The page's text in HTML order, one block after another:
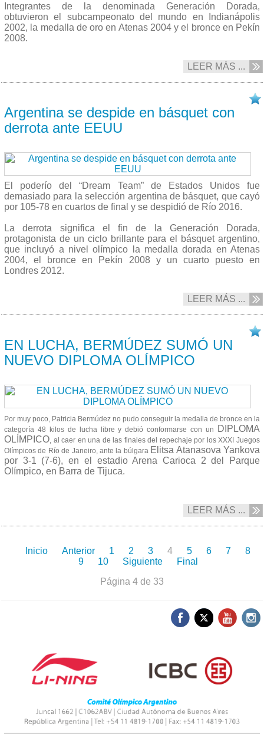
Integrantes de la denominada Generación Dorada,
obtuvieron el subcampeonato del mundo en Indianápolis
2002, la medalla de oro en Atenas 2004 y el bronce en Pekín
2008.
LEER MÁS ...
Argentina se despide en básquet con
derrota ante EEUU
El poderío del “Dream Team” de Estados Unidos fue
demasiado para la selección argentina de básquet, que cayó
por 105-78 en cuartos de final y se despidió de Río 2016.
La derrota significa el fin de la Generación Dorada,
protagonista de un ciclo brillante para el básquet argentino,
que incluyó a nivel olímpico la medalla dorada en Atenas
2004, el bronce en Pekín 2008 y un cuarto puesto en
Londres 2012.
LEER MÁS ...
EN LUCHA, BERMÚDEZ SUMÓ UN
NUEVO DIPLOMA OLÍMPICO
Por muy poco, Patricia Bermúdez no pudo conseguir la medalla de bronce en la
categoría 48 kilos de lucha libre y debió conformarse con un
DIPLOMA
OLÍMPICO , al caer en una de las finales del repechaje por los XXXI Juegos
Olímpicos de Río de Janeiro, ante la búlgara Elitsa Atanasova Yankova
por 3-1 (7-6), en el estadio Arena Carioca 2 del Parque
Olímpico, en Barra de Tijuca.
LEER MÁS ...
Inicio Anterior 1 2 3 4 5 6 7
8
9
10 Siguiente
Final
Página 4 de 33